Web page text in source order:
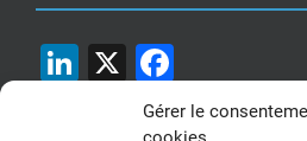
Gérer le
LinkedIn
X